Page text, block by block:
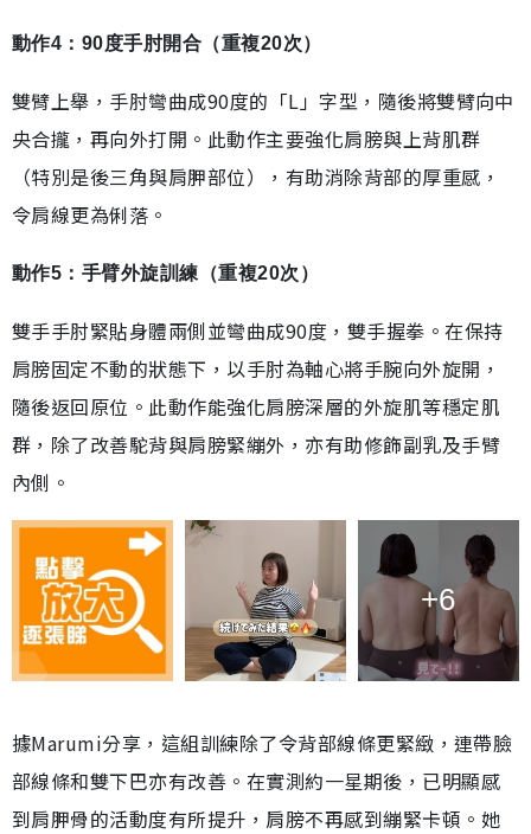
動作4：90度手肘開合（重複20次）
雙臂上舉，手肘彎曲成90度的「L」字型，隨後將雙臂向中
央合攏，再向外打開。此動作主要強化肩膀與上背肌群
（特別是後三角與肩胛部位），有助消除背部的厚重感，
令肩線更為俐落。
動作5：手臂外旋訓練（重複20次）
雙手手肘緊貼身體兩側並彎曲成90度，雙手握拳。在保持
肩膀固定不動的狀態下，以手肘為軸心將手腕向外旋開，
隨後返回原位。此動作能強化肩膀深層的外旋肌等穩定肌
群，除了改善駝背與肩膀緊繃外，亦有助修飾副乳及手臂
內側。
+6
據Marumi分享，這組訓練除了令背部線條更緊緻，連帶臉
部線條和雙下巴亦有改善。在實測約一星期後，已明顯感
到肩胛骨的活動度有所提升，肩膀不再感到繃緊卡頓。她